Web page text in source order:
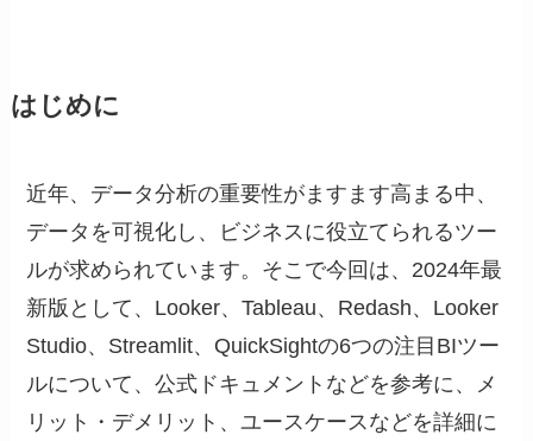
はじめに
近年、データ分析の重要性がますます高まる中、
データを可視化し、ビジネスに役立てられるツー
ルが求められています。そこで今回は、2024年最
新版として、Looker、Tableau、Redash、Looker
Studio、Streamlit、QuickSightの6つの注目BIツー
ルについて、公式ドキュメントなどを参考に、メ
リット・デメリット、ユースケースなどを詳細に